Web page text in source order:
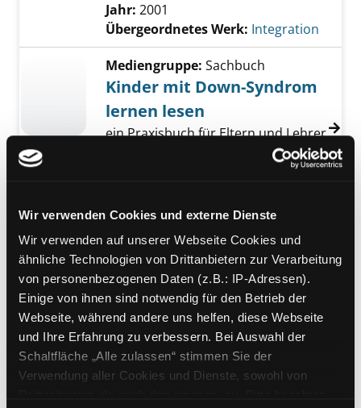
Wir verwenden Cookies und externe Dienste
Wir verwenden auf unserer Webseite Cookies und
ähnliche Technologien von Drittanbietern zur Verarbeitung
von personenbezogenen Daten (z.B.: IP-Adressen).
Einige von ihnen sind notwendig für den Betrieb der
Webseite, während andere uns helfen, diese Webseite
und Ihre Erfahrung zu verbessern. Bei Auswahl der
Schaltfläche „Alle zulassen“ stimmen Sie der
Verwendung aller Cookies und Dienste, sowohl von
Jahr: 2001
Übergeordnetes Werk: Integration
Mediengruppe: Sachbuch
Kinder mit Down-Syndrom
lernen lesen
ein Praxisbuch für Eltern und Lehrer
Oelwein, Patricia Logan
Exemplar-Details von Alles absolut bestens
Alles absolut bestens bei
mir
15 Alleingänge aus Finnland ;
Erzählungen
Suche nach diesem Verfasser
Jahr:2014
Verlag:Hamburg, Edition fünf
Reihe: Edition fünf;21